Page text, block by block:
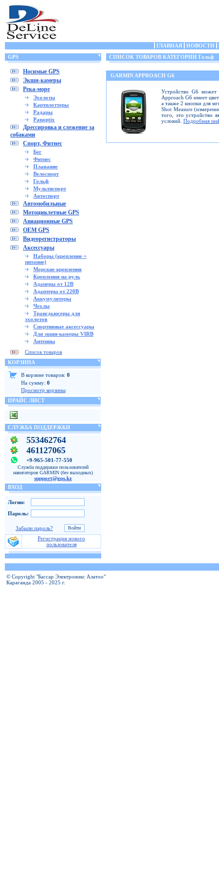
ГЛАВНАЯ НОВОСТИ
GPS
Носимые GPS
Экшн-камеры
Река-море
Эхолоты
Картплоттеры
Радары
Panoptix
Дрессировка и слежение за
собаками
Спорт, Фитнес
Бег
Фитнес
Плавание
Велоспорт
Гольф
Мультиспорт
Автоспорт
Автомобильные
Мотоциклетные GPS
Авиационные GPS
OEM GPS
Видеорегистраторы
Аксессуары
Наборы (крепление +
питание)
Морские крепления
Крепления на руль
Адаперы от 12В
Адаптеры от 220В
Аккумуляторы
Чехлы
Трансдьюсеры для
эхолотов
Спортивные аксессуары
Для экшн-камеры VIRB
Антенны
Список товаров
КОРЗИНА
В корзине товаров: 0
На сумму: 0
Просмотр корзины
ПРАЙС ЛИСТ
СЛУЖБА ПОДДЕРЖКИ
553462764
461127065
+9-965-501-77-550
Служба поддержки пользователей
навигаторов GARMIN (без выходных)
support@gps.kz
ВХОД
Логин:
Пароль:
Забыли пароль?
Регистрация нового
пользователя
СПИСОК ТОВАРОВ КАТЕГОРИИ Гольф
GARMIN APPROACH G6
Устройство G6 может
Approach G6 имеет
а также 2 кнопки для
Shot Measure
того, это устройство
условий. Подробная
© Copyright "Бассар Электроникс Алатоо"
Караганда 2005 - 2025 г.